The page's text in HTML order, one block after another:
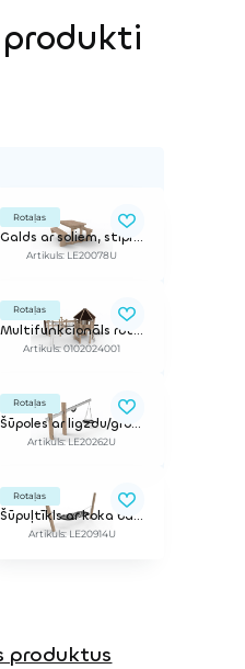
Rotaļas
Galds ar soliem, stiprināms pie namiņa
Artikuls: LE20078U
Rotaļas
Multifunkcionāls rotaļu komplekss
Artikuls: 0102024001
Rotaļas
Šūpoles ar ligzdu/grozu
Artikuls: LE20262U
Rotaļas
Šūpuļtīkls ar koka balstiem
Artikuls: LE20914U
produktus